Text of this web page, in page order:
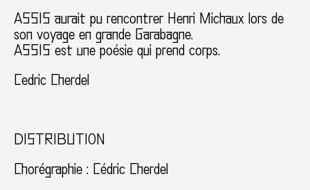
ASSIS aurait pu rencontrer Henri Michaux lors de
son voyage en grande Garabagne.
ASSIS est une poésie qui prend corps.
Cedric Cherdel
DISTRIBUTION
Chorégraphie : Cédric Cherdel